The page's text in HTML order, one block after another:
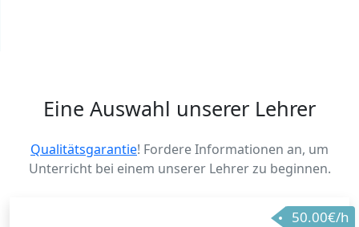
Eine Auswahl unserer Lehrer
Qualitätsgarantie! Fordere Informationen an, um
Unterricht bei einem unserer Lehrer zu beginnen.
50.00€/h